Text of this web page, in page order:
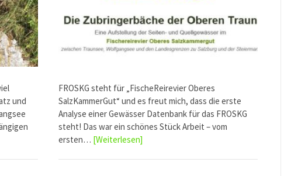
und
FROSKG steht für „FischeReirevier Oberes
SalzKammerGut“ und es freut mich, dass die erste
Analyse einer Gewässer Datenbank für das FROSKG
steht! Das war ein schönes Stück Arbeit – vom
ersten… [Weiterlesen]